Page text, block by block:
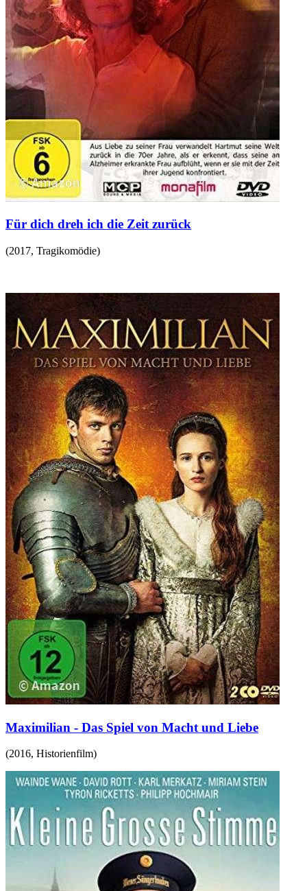
Für dich dreh ich die Zeit zurück
(2017, Tragikomödie)
Maximilian - Das Spiel von Macht und Liebe
(2016, Historienfilm)